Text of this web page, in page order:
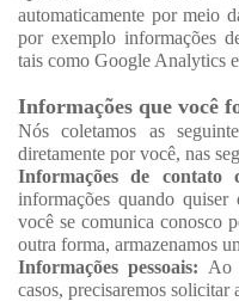
automaticamente por meio
por exemplo informações
tais como Google Analytics
Informações que você
Nós coletamos as
diretamente por você, nas
Informações de contato
informações quando
você se comunica conosco
outra forma, armazenamos
Informações pessoais: Ao
casos, precisaremos solicitar